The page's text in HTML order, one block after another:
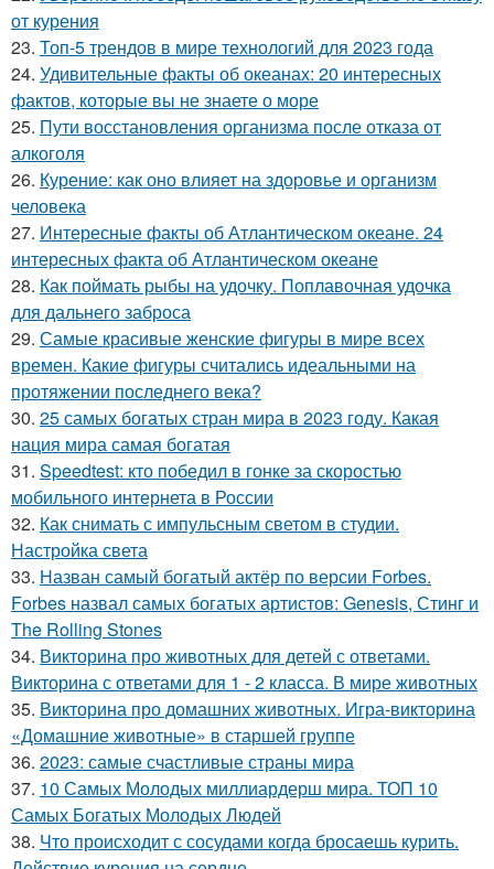
от курения
23. Топ-5 трендов в мире технологий для 2023 года
24. Удивительные факты об океанах: 20 интересных
фактов, которые вы не знаете о море
25. Пути восстановления организма после отказа от
алкоголя
26. Курение: как оно влияет на здоровье и организм
человека
27. Интересные факты об Атлантическом океане. 24
интересных факта об Атлантическом океане
28. Как поймать рыбы на удочку. Поплавочная удочка
для дальнего заброса
29. Самые красивые женские фигуры в мире всех
времен. Какие фигуры считались идеальными на
протяжении последнего века?
30. 25 самых богатых стран мира в 2023 году. Какая
нация мира самая богатая
31. Speedtest: кто победил в гонке за скоростью
мобильного интернета в России
32. Как снимать с импульсным светом в студии.
Настройка света
33. Назван самый богатый актёр по версии Forbes.
Forbes назвал самых богатых артистов: Genesis, Стинг и
The Rolling Stones
34. Викторина про животных для детей с ответами.
Викторина с ответами для 1 - 2 класса. В мире животных
35. Викторина про домашних животных. Игра-викторина
«Домашние животные» в старшей группе
36. 2023: самые счастливые страны мира
37. 10 Самых Молодых миллиардерш мира. ТОП 10
Самых Богатых Молодых Людей
38. Что происходит с сосудами когда бросаешь курить.